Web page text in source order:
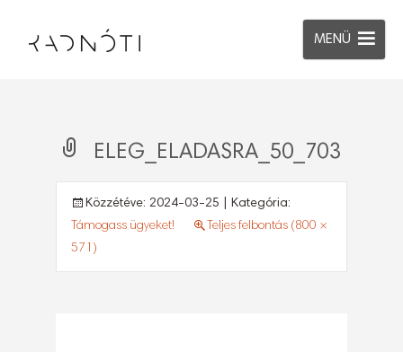
MENÜ
ELEG_ELADASRA_50_703
Közzétéve: 2024-03-25 | Kategória:
Támogass ügyeket!
Teljes felbontás (800 ×
571)